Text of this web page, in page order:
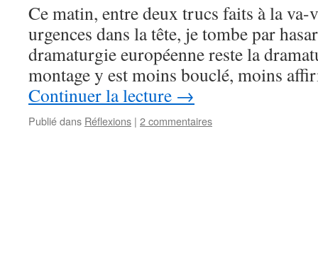
Ce matin, entre deux trucs faits à la va-
urgences dans la tête, je tombe par
dramaturgie européenne reste la
montage y est moins bouclé, moins
Continuer la lecture →
Publié dans Réflexions | 2 commentaires